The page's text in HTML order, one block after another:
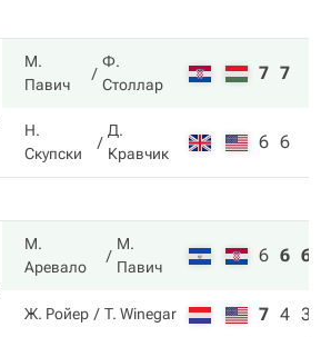
М.
Павич
Ф.
Столлар
7 7
Н.
Скупски
Д.
Кравчик
6 6
М.
Аревало
М.
Павич
6 6 6
Ж. Ройер T. Winegar 7 4 3